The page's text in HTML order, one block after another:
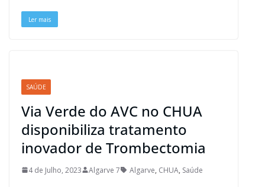
Ler mais
SAÚDE
Via Verde do AVC no CHUA
disponibiliza tratamento
inovador de Trombectomia
4 de Julho, 2023 Algarve 7 Algarve, CHUA, Saúde